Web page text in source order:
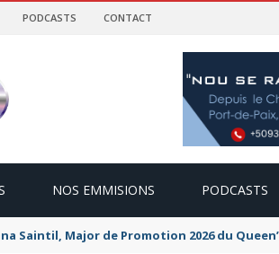
PODCASTS CONTACT
NOS EMMISIONS PODCASTS
Saintil, Major de Promotion 2026 du